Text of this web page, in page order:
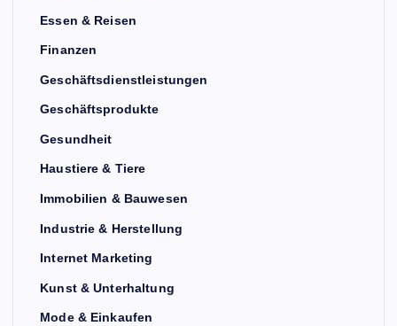
Essen & Reisen
Finanzen
Geschäftsdienstleistungen
Geschäftsprodukte
Gesundheit
Haustiere & Tiere
Immobilien & Bauwesen
Industrie & Herstellung
Internet Marketing
Kunst & Unterhaltung
Mode & Einkaufen